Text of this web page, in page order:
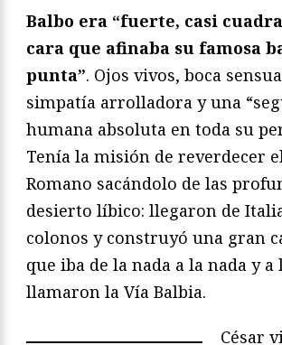
Balbo era “fuerte, casi
cara que afinaba su famosa
punta”. Ojos vivos, boca
simpatía arrolladora y una
humana absoluta en toda su
Tenía la misión de reverdecer
Romano sacándolo de las
desierto líbico: llegaron de
colonos y construyó una gran
que iba de la nada a la nada y a
llamaron la Vía Balbia.
César